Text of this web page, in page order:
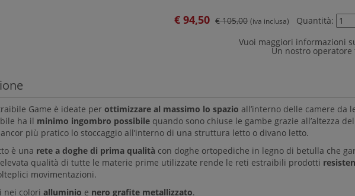
€ 94,50 € 105,00 (iva inclusa) Quantità:
Vuoi maggiori informazioni
Un nostro
Game è ideate per ottimizzare al massimo lo spazio all’interno delle camere da
ha il minimo ingombro possibilequando sono chiuse le gambe grazie all’altezza
più pratico lo stoccaggio all’interno di una struttura letto o divano letto.
è una rete a doghe di prima qualitàcon doghe ortopediche in legno di betulla che
qualità di tutte le materie prime utilizzate rende le reti estraibili prodotti
movimentazioni.
nei colori alluminio e nero grafite metallizzato.